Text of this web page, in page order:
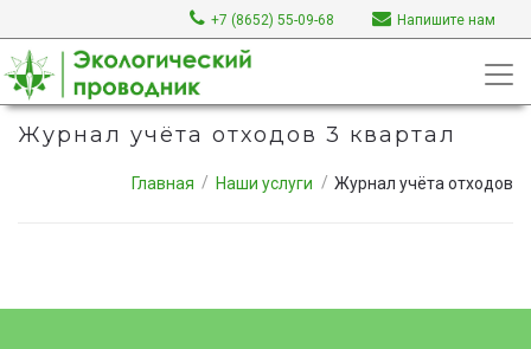
+7 (8652) 55-09-68 Напишите нам
Журнал учёта отходов 3 квартал
Главная Наши услуги Журнал учёта отходов